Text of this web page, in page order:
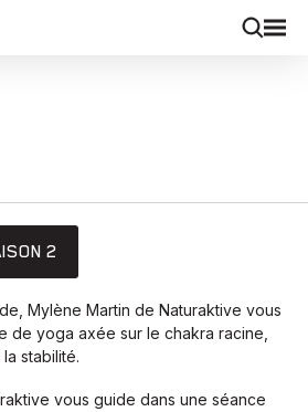
2
Mylène Martin de Naturaktive vous
de yoga axée sur le chakra racine,
stabilité.
vous guide dans une séance